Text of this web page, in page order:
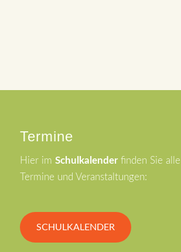
Termine
Hier im Schulkalenderfinden Sie
Termine und Veranstaltungen:
SCHULKALENDER